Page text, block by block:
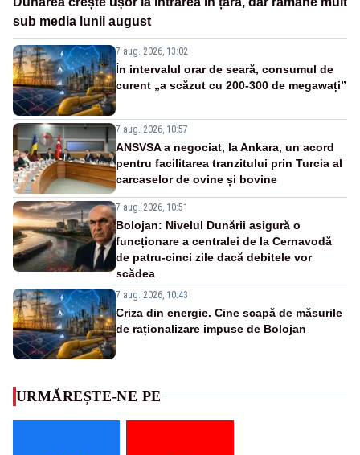
sub media lunii august
7 aug. 2026, 13:02
În intervalul orar de seară, consumul de
curent „a scăzut cu 200-300 de megawați”
7 aug. 2026, 10:57
ANSVSA a negociat, la Ankara, un acord
pentru facilitarea tranzitului prin Turcia al
carcaselor de ovine și bovine
7 aug. 2026, 10:51
Bolojan: Nivelul Dunării asigură o
funcționare a centralei de la Cernavodă
de patru-cinci zile dacă debitele vor
scădea
7 aug. 2026, 10:43
Criza din energie. Cine scapă de măsurile
de raționalizare impuse de Bolojan
URMĂREȘTE-NE PE